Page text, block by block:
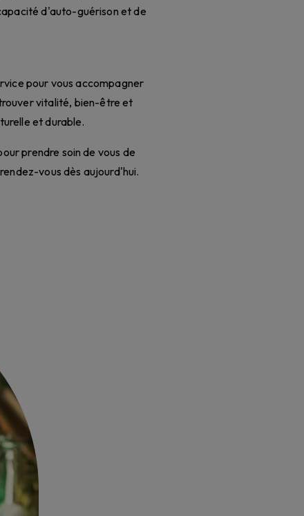
d'auto-guérison et de
pour vous accompagner
vitalité, bien-être et
et durable.
prendre soin de vous de
vous dès aujourd'hui.